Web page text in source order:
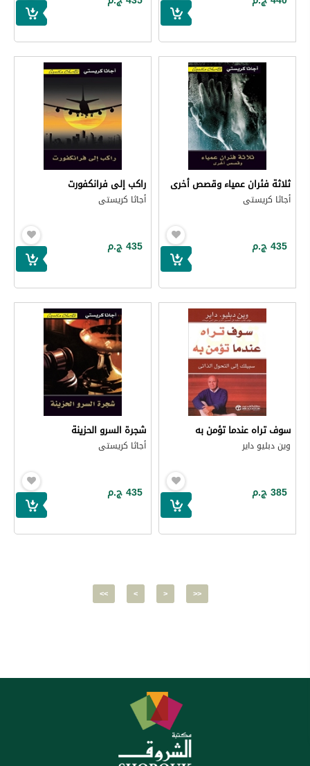
ثلاثة فئران عمياء وقصص أخرى
أجاثا كريستى
435 ج.م
راكب إلى فرانكفورت
أجاثا كريستى
435 ج.م
سوف تراه عندما تؤمن به
وين دبليو داير
385 ج.م
شجرة السرو الحزينة
أجاثا كريستى
435 ج.م
<< < > >>